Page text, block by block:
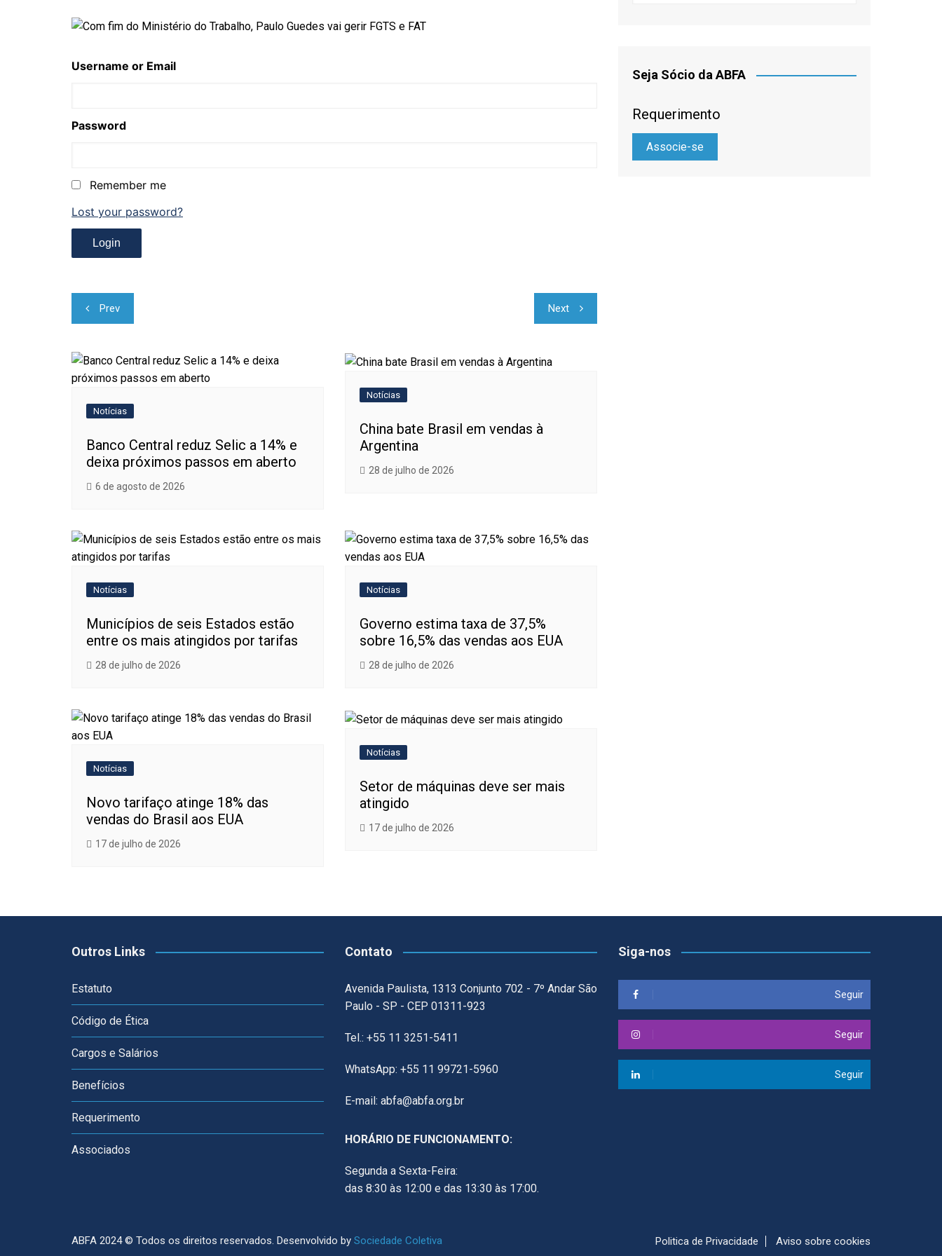
Relatório de Exportações
Username or Email
Password
Remember me
Lost your password?
Navegação
de
Post
Prev Next
Notícias
Banco Central reduz Selic a 14% e
deixa próximos passos em aberto
6 de agosto de 2026
Notícias
China bate Brasil em vendas à
Argentina
28 de julho de 2026
Notícias
Municípios de seis Estados estão
entre os mais atingidos por tarifas
28 de julho de 2026
Notícias
Governo estima taxa de 37,5%
sobre 16,5% das vendas aos EUA
28 de julho de 2026
Notícias
Novo tarifaço atinge 18% das
vendas do Brasil aos EUA
17 de julho de 2026
Notícias
Setor de máquinas deve ser mais
atingido
17 de julho de 2026
Seja Sócio da ABFA
Requerimento
Associe-se
Outros Links
Estatuto
Código de Ética
Cargos e Salários
Benefícios
Requerimento
Associados
Contato
Avenida Paulista, 1313 Conjunto 702 - 7º Andar São
Paulo - SP - CEP 01311-923
Tel.: +55 11 3251-5411
WhatsApp: +55 11 99721-5960
E-mail: abfa@abfa.org.br
HORÁRIO DE FUNCIONAMENTO:
Segunda a Sexta-Feira:
das 8:30 às 12:00 e das 13:30 às 17:00.
Siga-nos
Seguir
Seguir
Seguir
ABFA 2024 © Todos os direitos reservados. Desenvolvido by Sociedade Coletiva Politica de Privacidade Aviso sobre cookies